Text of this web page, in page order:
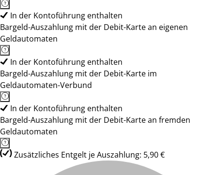
In der Kontoführung enthalten
Bargeld-Auszahlung mit der Debit-Karte an eigenen
Geldautomaten
In der Kontoführung enthalten
Bargeld-Auszahlung mit der Debit-Karte im
Geldautomaten-Verbund
In der Kontoführung enthalten
Bargeld-Auszahlung mit der Debit-Karte an fremden
Geldautomaten
Zusätzliches Entgelt je Auszahlung: 5,90 €